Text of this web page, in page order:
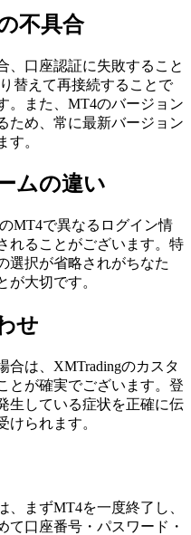
不具合
、口座認証に失敗すること
替えて再接続することで
。また、MT4のバージョン
ため、常に最新バージョン
す。
ムの違い
MT4で異なるログイン情
れることがございます。特
選択が省略されがちなた
が大切です。
せ
合は、XMTradingのカスタ
とが確実でございます。登
生している症状を正確に伝
けられます。
まずMT4を一度終了し、
て口座番号・パスワード・